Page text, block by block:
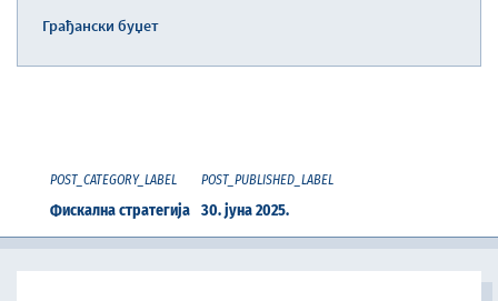
Грађански буџет
POST_CATEGORY_LABEL
Фискална стратегија
POST_PUBLISHED_LABEL
30. јуна 2025.